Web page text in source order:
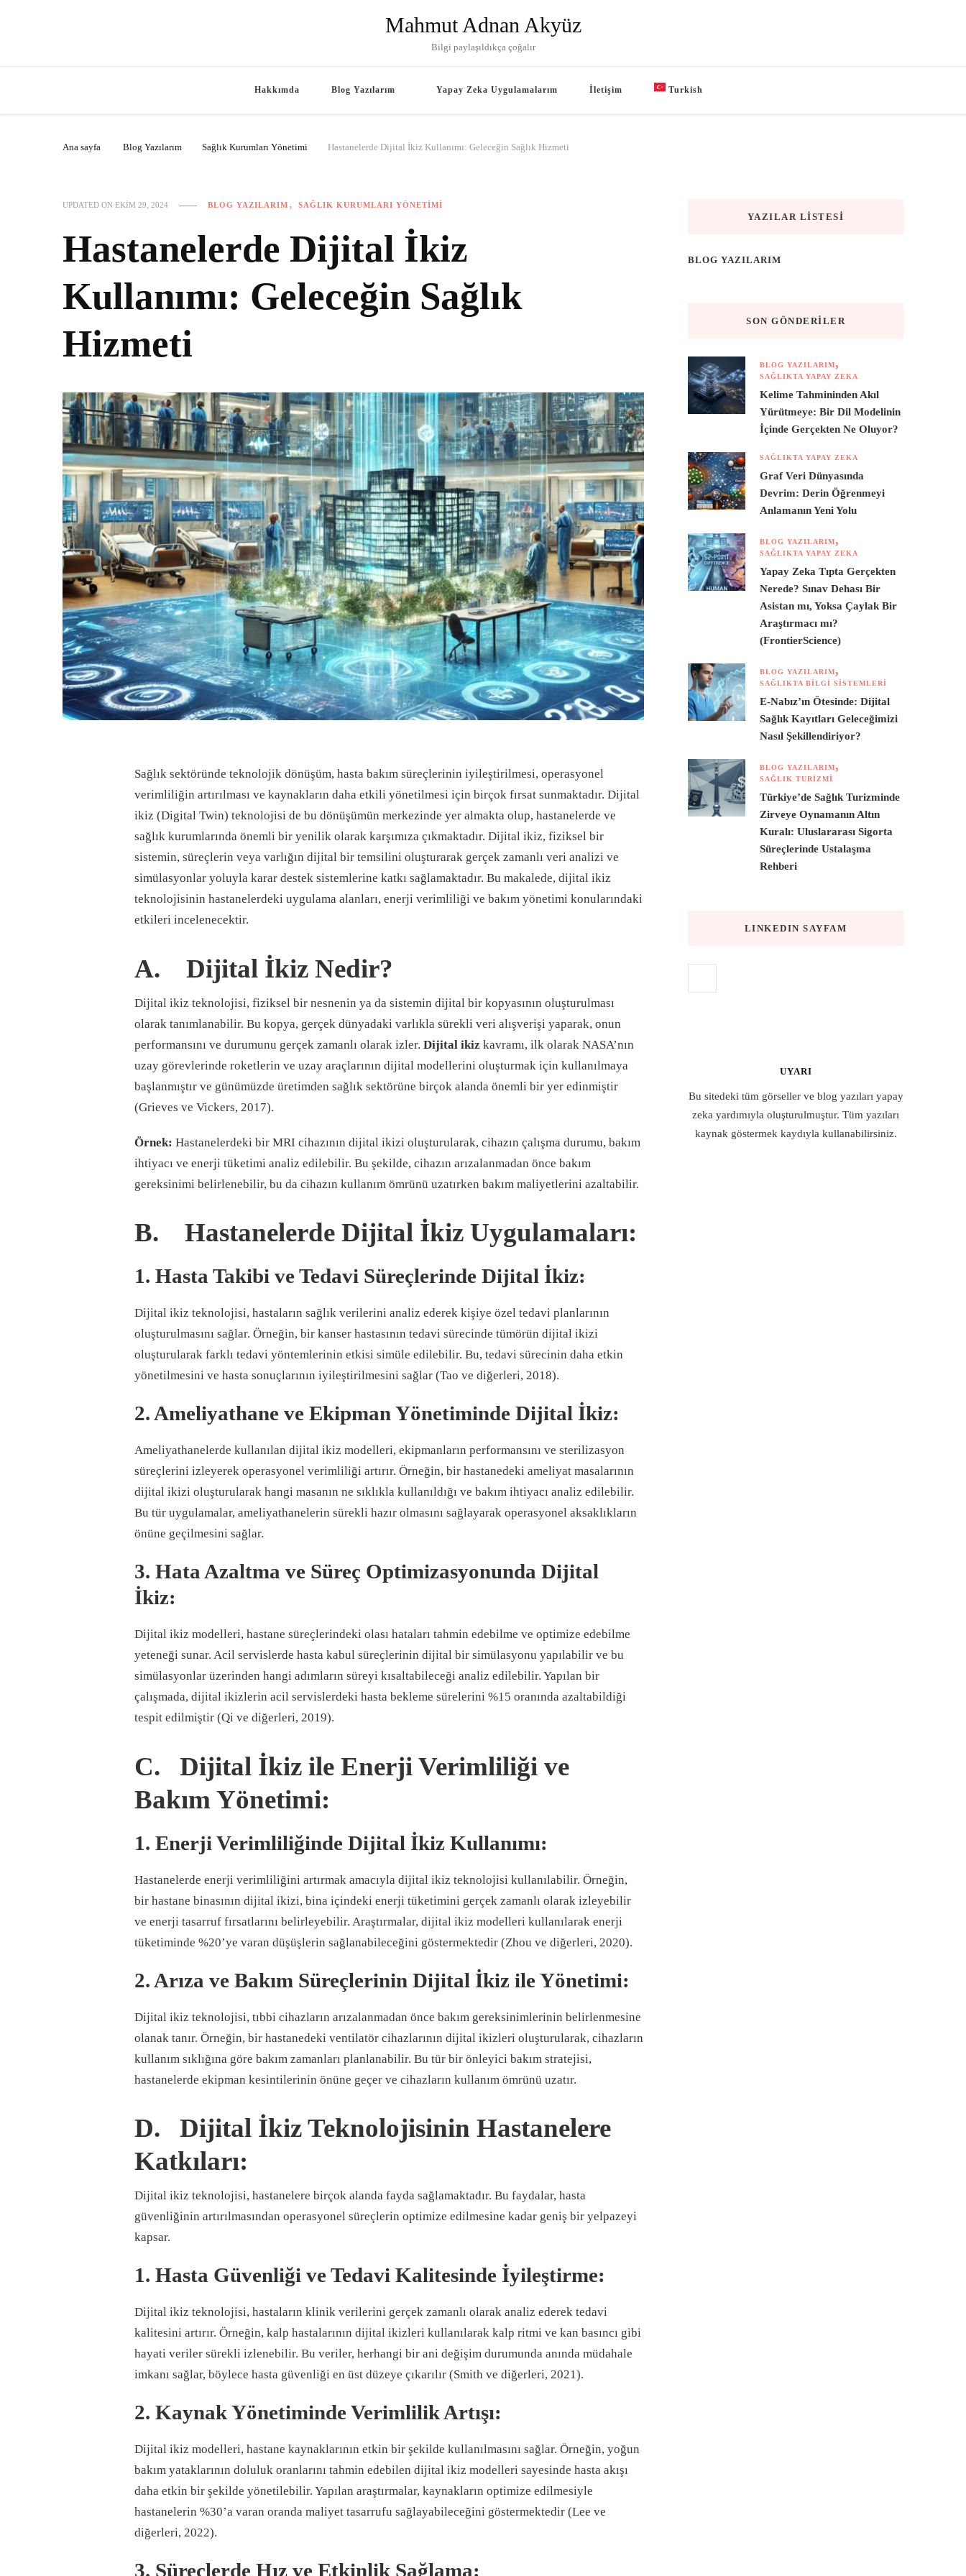
Mahmut Adnan Akyüz
Bilgi paylaşıldıkça çoğalır
Hakkımda Blog Yazılarım Yapay Zeka Uygulamalarım İletişim Turkish
Ana sayfa Blog Yazılarım Sağlık Kurumları Yönetimi Hastanelerde Dijital İkiz Kullanımı: Geleceğin Sağlık Hizmeti
UPDATED ON EKIM 29, 2024 BLOG YAZILARIM SAĞLIK KURUMLARI YÖNETIMI
Hastanelerde Dijital İkiz
Kullanımı: Geleceğin Sağlık
Hizmeti
Sağlık sektöründe teknolojik dönüşüm, hasta bakım süreçlerinin iyileştirilmesi, operasyonel
verimliliğin artırılması ve kaynakların daha etkili yönetilmesi için birçok fırsat sunmaktadır. Dijital
ikiz (Digital Twin) teknolojisi de bu dönüşümün merkezinde yer almakta olup, hastanelerde ve
sağlık kurumlarında önemli bir yenilik olarak karşımıza çıkmaktadır. Dijital ikiz, fiziksel bir
sistemin, süreçlerin veya varlığın dijital bir temsilini oluşturarak gerçek zamanlı veri analizi ve
simülasyonlar yoluyla karar destek sistemlerine katkı sağlamaktadır. Bu makalede, dijital ikiz
teknolojisinin hastanelerdeki uygulama alanları, enerji verimliliği ve bakım yönetimi konularındaki
etkileri incelenecektir.
A. Dijital İkiz Nedir?
Dijital ikiz teknolojisi, fiziksel bir nesnenin ya da sistemin dijital bir kopyasının oluşturulması
olarak tanımlanabilir. Bu kopya, gerçek dünyadaki varlıkla sürekli veri alışverişi yaparak, onun
performansını ve durumunu gerçek zamanlı olarak izler. Dijital ikiz kavramı, ilk olarak NASA’nın
uzay görevlerinde roketlerin ve uzay araçlarının dijital modellerini oluşturmak için kullanılmaya
başlanmıştır ve günümüzde üretimden sağlık sektörüne birçok alanda önemli bir yer edinmiştir
(Grieves ve Vickers, 2017).
Örnek: Hastanelerdeki bir MRI cihazının dijital ikizi oluşturularak, cihazın çalışma durumu, bakım
ihtiyacı ve enerji tüketimi analiz edilebilir. Bu şekilde, cihazın arızalanmadan önce bakım
gereksinimi belirlenebilir, bu da cihazın kullanım ömrünü uzatırken bakım maliyetlerini azaltabilir.
B. Hastanelerde Dijital İkiz Uygulamaları:
1. Hasta Takibi ve Tedavi Süreçlerinde Dijital İkiz:
Dijital ikiz teknolojisi, hastaların sağlık verilerini analiz ederek kişiye özel tedavi planlarının
oluşturulmasını sağlar. Örneğin, bir kanser hastasının tedavi sürecinde tümörün dijital ikizi
oluşturularak farklı tedavi yöntemlerinin etkisi simüle edilebilir. Bu, tedavi sürecinin daha etkin
yönetilmesini ve hasta sonuçlarının iyileştirilmesini sağlar (Tao ve diğerleri, 2018).
2. Ameliyathane ve Ekipman Yönetiminde Dijital İkiz:
Ameliyathanelerde kullanılan dijital ikiz modelleri, ekipmanların performansını ve sterilizasyon
süreçlerini izleyerek operasyonel verimliliği artırır. Örneğin, bir hastanedeki ameliyat masalarının
dijital ikizi oluşturularak hangi masanın ne sıklıkla kullanıldığı ve bakım ihtiyacı analiz edilebilir.
Bu tür uygulamalar, ameliyathanelerin sürekli hazır olmasını sağlayarak operasyonel aksaklıkların
önüne geçilmesini sağlar.
3. Hata Azaltma ve Süreç Optimizasyonunda Dijital
İkiz:
Dijital ikiz modelleri, hastane süreçlerindeki olası hataları tahmin edebilme ve optimize edebilme
yeteneği sunar. Acil servislerde hasta kabul süreçlerinin dijital bir simülasyonu yapılabilir ve bu
simülasyonlar üzerinden hangi adımların süreyi kısaltabileceği analiz edilebilir. Yapılan bir
çalışmada, dijital ikizlerin acil servislerdeki hasta bekleme sürelerini %15 oranında azaltabildiği
tespit edilmiştir (Qi ve diğerleri, 2019).
C. Dijital İkiz ile Enerji Verimliliği ve
Bakım Yönetimi:
1. Enerji Verimliliğinde Dijital İkiz Kullanımı:
Hastanelerde enerji verimliliğini artırmak amacıyla dijital ikiz teknolojisi kullanılabilir. Örneğin,
bir hastane binasının dijital ikizi, bina içindeki enerji tüketimini gerçek zamanlı olarak izleyebilir
ve enerji tasarruf fırsatlarını belirleyebilir. Araştırmalar, dijital ikiz modelleri kullanılarak enerji
tüketiminde %20’ye varan düşüşlerin sağlanabileceğini göstermektedir (Zhou ve diğerleri, 2020).
2. Arıza ve Bakım Süreçlerinin Dijital İkiz ile Yönetimi:
Dijital ikiz teknolojisi, tıbbi cihazların arızalanmadan önce bakım gereksinimlerinin belirlenmesine
olanak tanır. Örneğin, bir hastanedeki ventilatör cihazlarının dijital ikizleri oluşturularak, cihazların
kullanım sıklığına göre bakım zamanları planlanabilir. Bu tür bir önleyici bakım stratejisi,
hastanelerde ekipman kesintilerinin önüne geçer ve cihazların kullanım ömrünü uzatır.
D. Dijital İkiz Teknolojisinin Hastanelere
Katkıları:
Dijital ikiz teknolojisi, hastanelere birçok alanda fayda sağlamaktadır. Bu faydalar, hasta
güvenliğinin artırılmasından operasyonel süreçlerin optimize edilmesine kadar geniş bir yelpazeyi
kapsar.
1. Hasta Güvenliği ve Tedavi Kalitesinde İyileştirme:
Dijital ikiz teknolojisi, hastaların klinik verilerini gerçek zamanlı olarak analiz ederek tedavi
kalitesini artırır. Örneğin, kalp hastalarının dijital ikizleri kullanılarak kalp ritmi ve kan basıncı gibi
hayati veriler sürekli izlenebilir. Bu veriler, herhangi bir ani değişim durumunda anında müdahale
imkanı sağlar, böylece hasta güvenliği en üst düzeye çıkarılır (Smith ve diğerleri, 2021).
2. Kaynak Yönetiminde Verimlilik Artışı:
Dijital ikiz modelleri, hastane kaynaklarının etkin bir şekilde kullanılmasını sağlar. Örneğin, yoğun
bakım yataklarının doluluk oranlarını tahmin edebilen dijital ikiz modelleri sayesinde hasta akışı
daha etkin bir şekilde yönetilebilir. Yapılan araştırmalar, kaynakların optimize edilmesiyle
hastanelerin %30’a varan oranda maliyet tasarrufu sağlayabileceğini göstermektedir (Lee ve
diğerleri, 2022).
3. Süreçlerde Hız ve Etkinlik Sağlama:
YAZILAR LISTESI
BLOG YAZILARIM
SON GÖNDERILER
BLOG YAZILARIM
SAĞLIKTA YAPAY ZEKA
Kelime Tahmininden Akıl
Yürütmeye: Bir Dil Modelinin
İçinde Gerçekten Ne Oluyor?
SAĞLIKTA YAPAY ZEKA
Graf Veri Dünyasında
Devrim: Derin Öğrenmeyi
Anlamanın Yeni Yolu
BLOG YAZILARIM
SAĞLIKTA YAPAY ZEKA
Yapay Zeka Tıpta Gerçekten
Nerede? Sınav Dehası Bir
Asistan mı, Yoksa Çaylak Bir
Araştırmacı mı?
(FrontierScience)
BLOG YAZILARIM
SAĞLIKTA BILGI SISTEMLERI
E-Nabız’ın Ötesinde: Dijital
Sağlık Kayıtları Geleceğimizi
Nasıl Şekillendiriyor?
BLOG YAZILARIM
SAĞLIK TURIZMI
Türkiye’de Sağlık Turizminde
Zirveye Oynamanın Altın
Kuralı: Uluslararası Sigorta
Süreçlerinde Ustalaşma
Rehberi
LINKEDIN SAYFAM
UYARI
Bu sitedeki tüm görseller ve blog yazıları yapay
zeka yardımıyla oluşturulmuştur. Tüm yazıları
kaynak göstermek kaydıyla kullanabilirsiniz.